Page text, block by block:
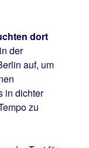
dort
der
auf, um
in dichter
zu